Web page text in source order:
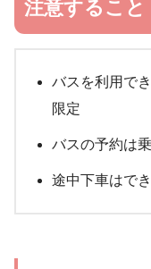
注意すること
バスを利用で
限定
バスの予約は
途中下車はで